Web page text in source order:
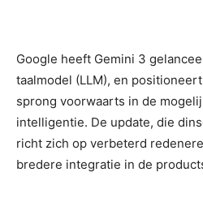
Google heeft Gemini 3
taalmodel (LLM), en
sprong voorwaarts in de
intelligentie. De update, die
richt zich op verbeterd
bredere integratie in de